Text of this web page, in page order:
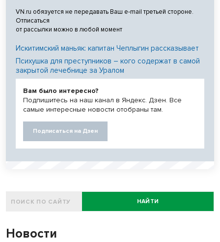
VN.ru обязуется не передавать Ваш e-mail третьей стороне.
Отписаться
от рассылки можно в любой момент
Искитимский маньяк: капитан Чеплыгин рассказывает
Психушка для преступников – кого содержат в самой
закрытой лечебнице за Уралом
Вам было интересно?
Подпишитесь на наш канал в Яндекс. Дзен. Все
самые интересные новости отобраны там.
Подписаться на Дзен
НАЙТИ
Новости